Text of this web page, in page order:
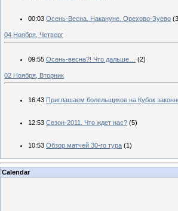
00:03 Осень-Весна. Накануне. Орехово-Зуево
04 Ноября, Четверг
09:55 Осень-весна?! Что дальше… (2)
02 Ноября, Вторник
16:43 Приглашаем болельщиков на Кубок
12:53 Сезон-2011. Что ждет нас? (5)
10:53 Обзор матчей 30-го тура (1)
Calendar